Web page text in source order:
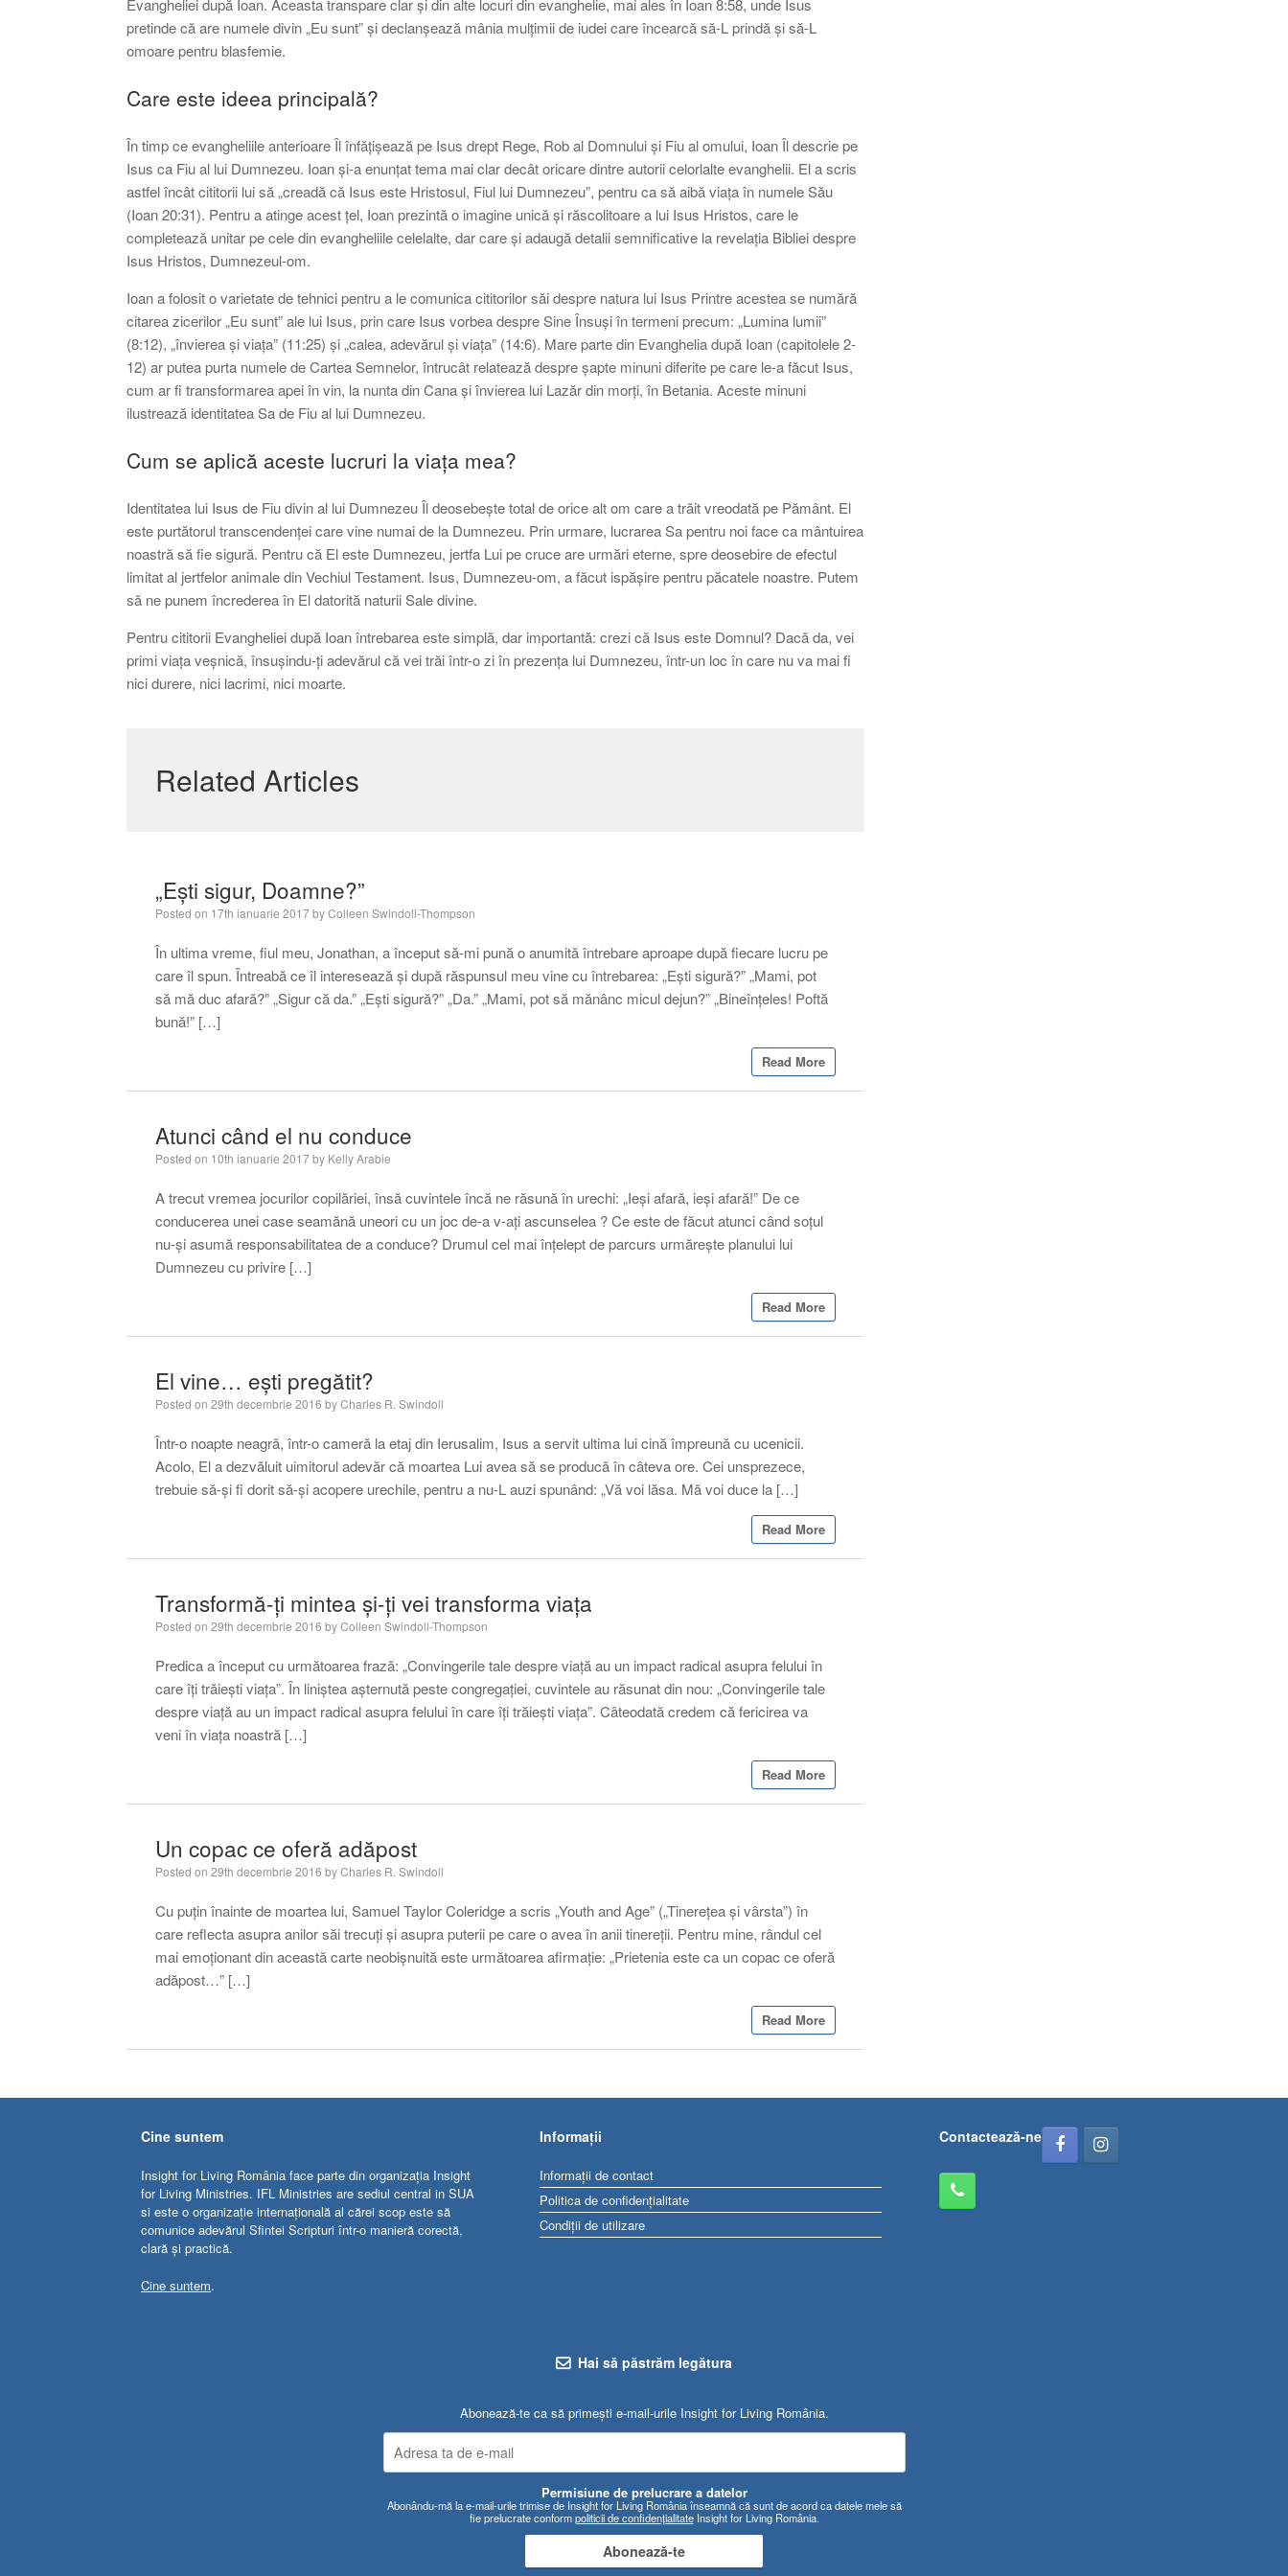
Evangheliei după Ioan. Aceasta transpare clar și din alte locuri din evanghelie, mai ales în Ioan 8:58, unde Isus
pretinde că are numele divin „Eu sunt” și declanșează mânia mulțimii de iudei care încearcă să-L prindă și să-L
omoare pentru blasfemie.
Care este ideea principală?
În timp ce evangheliile anterioare Îl înfățișează pe Isus drept Rege, Rob al Domnului și Fiu al omului, Ioan Îl descrie pe
Isus ca Fiu al lui Dumnezeu. Ioan și-a enunțat tema mai clar decât oricare dintre autorii celorlalte evanghelii. El a scris
astfel încât cititorii lui să „creadă că Isus este Hristosul, Fiul lui Dumnezeu”, pentru ca să aibă viața în numele Său
(Ioan 20:31). Pentru a atinge acest țel, Ioan prezintă o imagine unică și răscolitoare a lui Isus Hristos, care le
completează unitar pe cele din evangheliile celelalte, dar care și adaugă detalii semnificative la revelația Bibliei despre
Isus Hristos, Dumnezeul-om.
Ioan a folosit o varietate de tehnici pentru a le comunica cititorilor săi despre natura lui Isus Printre acestea se numără
citarea zicerilor „Eu sunt” ale lui Isus, prin care Isus vorbea despre Sine Însuși în termeni precum: „Lumina lumii”
(8:12), „învierea și viața” (11:25) și „calea, adevărul și viața” (14:6). Mare parte din Evanghelia după Ioan (capitolele 2-
12) ar putea purta numele de Cartea Semnelor, întrucât relatează despre șapte minuni diferite pe care le-a făcut Isus,
cum ar fi transformarea apei în vin, la nunta din Cana și învierea lui Lazăr din morți, în Betania. Aceste minuni
ilustrează identitatea Sa de Fiu al lui Dumnezeu.
Cum se aplică aceste lucruri la viața mea?
Identitatea lui Isus de Fiu divin al lui Dumnezeu Îl deosebește total de orice alt om care a trăit vreodată pe Pământ. El
este purtătorul transcendenței care vine numai de la Dumnezeu. Prin urmare, lucrarea Sa pentru noi face ca mântuirea
noastră să fie sigură. Pentru că El este Dumnezeu, jertfa Lui pe cruce are urmări eterne, spre deosebire de efectul
limitat al jertfelor animale din Vechiul Testament. Isus, Dumnezeu-om, a făcut ispășire pentru păcatele noastre. Putem
să ne punem încrederea în El datorită naturii Sale divine.
Pentru cititorii Evangheliei după Ioan întrebarea este simplă, dar importantă: crezi că Isus este Domnul? Dacă da, vei
primi viața veșnică, însușindu-ți adevărul că vei trăi într-o zi în prezența lui Dumnezeu, într-un loc în care nu va mai fi
nici durere, nici lacrimi, nici moarte.
Related Articles
„Ești sigur, Doamne?”
Posted on 17th ianuarie 2017byColleen Swindoll-Thompson
În ultima vreme, fiul meu, Jonathan, a început să-mi pună o anumită întrebare aproape după fiecare lucru pe
care îl spun. Întreabă ce îl interesează și după răspunsul meu vine cu întrebarea: „Ești sigură?” „Mami, pot
să mă duc afară?” „Sigur că da.” „Ești sigură?” „Da.” „Mami, pot să mănânc micul dejun?” „Bineînțeles! Poftă
bună!” […]
Read More
Atunci când el nu conduce
Posted on 10th ianuarie 2017by Kelly Arabie
A trecut vremea jocurilor copilăriei, însă cuvintele încă ne răsună în urechi: „Ieși afară, ieși afară!” De ce
conducerea unei case seamănă uneori cu un joc de-a v-ați ascunselea ? Ce este de făcut atunci când soțul
nu-și asumă responsabilitatea de a conduce? Drumul cel mai înțelept de parcurs urmărește planului lui
Dumnezeu cu privire […]
Read More
El vine… ești pregătit?
Posted on 29th decembrie 2016 byCharles R. Swindoll
Într-o noapte neagră, într-o cameră la etaj din Ierusalim, Isus a servit ultima lui cină împreună cu ucenicii.
Acolo, El a dezvăluit uimitorul adevăr că moartea Lui avea să se producă în câteva ore. Cei unsprezece,
trebuie să-și fi dorit să-și acopere urechile, pentru a nu-L auzi spunând: „Vă voi lăsa. Mă voi duce la […]
Read More
Transformă-ți mintea și-ți vei transforma viaţa
Posted on 29th decembrie 2016 byColleen Swindoll-Thompson
Predica a început cu următoarea frază: „Convingerile tale despre viaţă au un impact radical asupra felului în
care îţi trăieşti viaţa”. În liniştea aşternută peste congregaţiei, cuvintele au răsunat din nou: „Convingerile tale
despre viaţă au un impact radical asupra felului în care îţi trăieşti viaţa”. Câteodată credem că fericirea va
veni în viaţa noastră […]
Read More
Un copac ce oferă adăpost
Posted on 29th decembrie 2016 byCharles R. Swindoll
Cu puțin înainte de moartea lui, Samuel Taylor Coleridge a scris „Youth and Age” („Tinerețea și vârsta”) în
care reflecta asupra anilor săi trecuți și asupra puterii pe care o avea în anii tinereții. Pentru mine, rândul cel
mai emoționant din această carte neobișnuită este următoarea afirmație: „Prietenia este ca un copac ce oferă
adăpost…” […]
Read More
Cine suntem
Insight for Living România face parte din organizația Insight
for Living Ministries. IFL Ministries are sediul central in SUA
si este o organizație internațională al cărei scop este să
comunice adevărul Sfintei Scripturi într-o manieră corectă,
clară și practică.
Cine suntem.
Informații
Informații de contact
Politica de confidențialitate
Condiții de utilizare
Contactează-ne
Hai să păstrăm legătura
Abonează-te ca să primești e-mail-urile Insight for Living România.
Permisiune de prelucrare a datelor
Abonându-mă la e-mail-urile trimise de Insight for Living România înseamnă că sunt de acord ca datele mele să
fie prelucrate conformpoliticii de confidențialitateInsight for Living România.